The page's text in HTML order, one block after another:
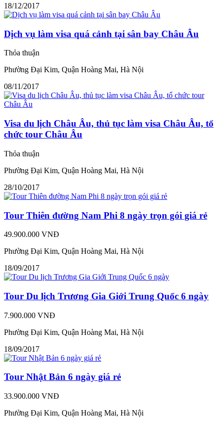
18/12/2017
Dịch vụ làm visa quá cảnh tại sân bay Châu Âu
Thỏa thuận
Phường Đại Kim, Quận Hoàng Mai, Hà Nội
08/11/2017
Visa du lịch Châu Âu, thủ tục làm visa Châu Âu, tổ
chức tour Châu Âu
Thỏa thuận
Phường Đại Kim, Quận Hoàng Mai, Hà Nội
28/10/2017
Tour Thiên đường Nam Phi 8 ngày trọn gói giá rẻ
49.900.000 VNĐ
Phường Đại Kim, Quận Hoàng Mai, Hà Nội
18/09/2017
Tour Du lịch Trương Gia Giới Trung Quốc 6 ngày
7.900.000 VNĐ
Phường Đại Kim, Quận Hoàng Mai, Hà Nội
18/09/2017
Tour Nhật Bản 6 ngày giá rẻ
33.900.000 VNĐ
Phường Đại Kim, Quận Hoàng Mai, Hà Nội